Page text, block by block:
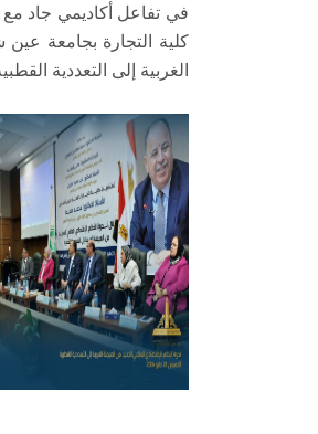
في تفاعل أكاديمي جاد مع
كلية التجارة بجامعة
الغربية إلى التعددية